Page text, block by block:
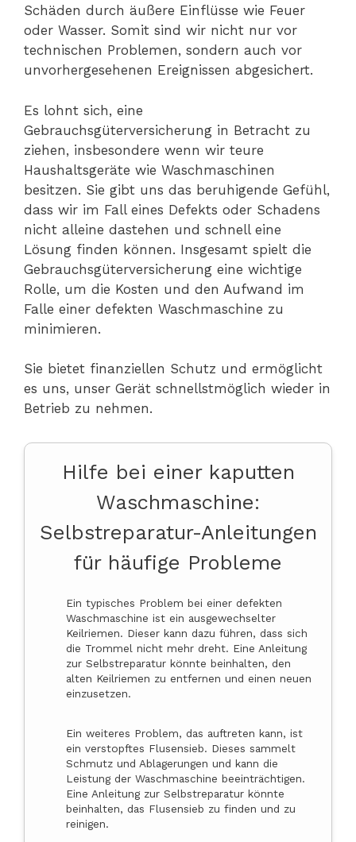
Schäden durch äußere Einflüsse wie Feuer
oder Wasser. Somit sind wir nicht nur vor
technischen Problemen, sondern auch vor
unvorhergesehenen Ereignissen abgesichert.
Es lohnt sich, eine
Gebrauchsgüterversicherung in Betracht zu
ziehen, insbesondere wenn wir teure
Haushaltsgeräte wie Waschmaschinen
besitzen. Sie gibt uns das beruhigende Gefühl,
dass wir im Fall eines Defekts oder Schadens
nicht alleine dastehen und schnell eine
Lösung finden können. Insgesamt spielt die
Gebrauchsgüterversicherung eine wichtige
Rolle, um die Kosten und den Aufwand im
Falle einer defekten Waschmaschine zu
minimieren.
Sie bietet finanziellen Schutz und ermöglicht
es uns, unser Gerät schnellstmöglich wieder in
Betrieb zu nehmen.
Hilfe bei einer kaputten
Waschmaschine:
Selbstreparatur-Anleitungen
für häufige Probleme
Ein typisches Problem bei einer defekten
Waschmaschine ist ein ausgewechselter
Keilriemen. Dieser kann dazu führen, dass sich
die Trommel nicht mehr dreht. Eine Anleitung
zur Selbstreparatur könnte beinhalten, den
alten Keilriemen zu entfernen und einen neuen
einzusetzen.
Ein weiteres Problem, das auftreten kann, ist
ein verstopftes Flusensieb. Dieses sammelt
Schmutz und Ablagerungen und kann die
Leistung der Waschmaschine beeinträchtigen.
Eine Anleitung zur Selbstreparatur könnte
beinhalten, das Flusensieb zu finden und zu
reinigen.